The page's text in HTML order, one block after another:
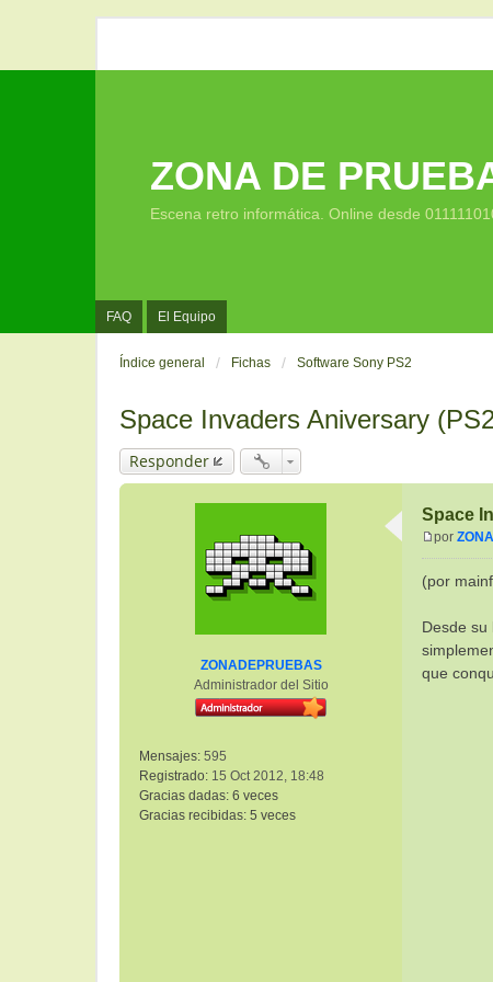
FAQ El Equipo
ZONA DE
Escena retro informática. Online desde
Índice general Fichas Software Sony PS2
Space Invaders Aniversary
Responder
ZONADEPRUEBAS
Administrador del Sitio
Mensajes: 595
Registrado: 15 Oct 2012, 18:48
Gracias dadas: 6 veces
Gracias recibidas: 5 veces
Space
n
a
j
e
por
(por
Desde su
que